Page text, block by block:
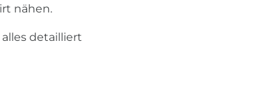
nähen.
detailliert